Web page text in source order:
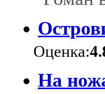
Оценка:
На